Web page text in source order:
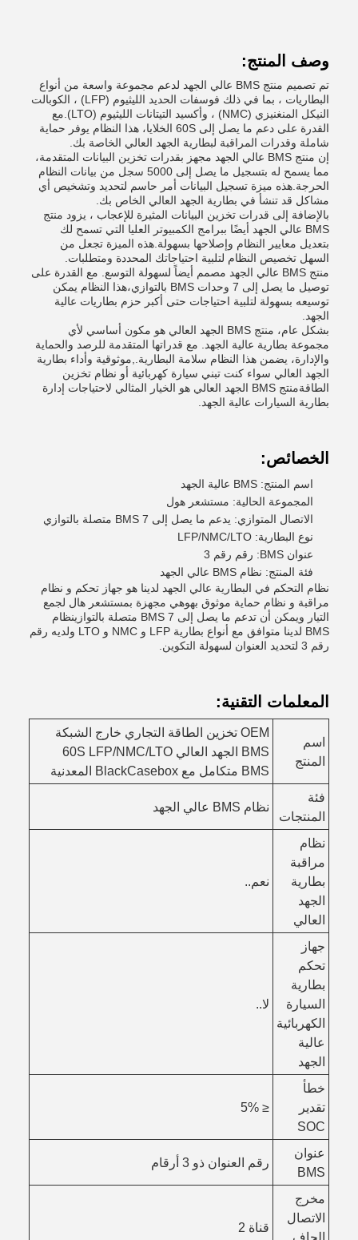
وصف المنتج:
تم تصميم منتج BMS عالي الجهد لدعم مجموعة واسعة من أنواع
البطاريات ، بما في ذلك فوسفات الحديد الليثيوم (LFP) ، الكوبالت
النيكل المنغنيزي (NMC) ، وأكسيد التيتانات الليثيوم (LTO).مع
القدرة على دعم ما يصل إلى 60S الخلايا، هذا النظام يوفر حماية
شاملة وقدرات المراقبة لبطارية الجهد العالي الخاصة بك.
إن منتج BMS عالي الجهد مجهز بقدرات تخزين البيانات المتقدمة،
مما يسمح له بتسجيل ما يصل إلى 5000 سجل من بيانات النظام
الحرجة.هذه ميزة تسجيل البيانات أمر حاسم لتحديد وتشخيص أي
مشاكل قد تنشأ في بطارية الجهد العالي الخاص بك.
بالإضافة إلى قدرات تخزين البيانات المثيرة للإعجاب ، يزود منتج
BMS عالي الجهد أيضًا ببرامج الكمبيوتر العليا التي تسمح لك
بتعديل معايير النظام وإصلاحها بسهولة.هذه الميزة تجعل من
السهل تخصيص النظام لتلبية احتياجاتك المحددة ومتطلبات.
منتج BMS عالي الجهد مصمم أيضاً لسهولة التوسع. مع القدرة على
توصيل ما يصل إلى 7 وحدات BMS بالتوازي،هذا النظام يمكن
توسيعه بسهولة لتلبية احتياجات حتى أكبر حزم بطاريات عالية
الجهد.
بشكل عام، منتج BMS الجهد العالي هو مكون أساسي لأي
مجموعة بطارية عالية الجهد. مع قدراتها المتقدمة للرصد والحماية
والإدارة، يضمن هذا النظام سلامة البطارية.,موثوقية وأداء بطارية
الجهد العالي سواء كنت تبني سيارة كهربائية أو نظام تخزين
الطاقةمنتج BMS الجهد العالي هو الخيار المثالي لاحتياجات إدارة
بطارية السيارات عالية الجهد.
الخصائص:
اسم المنتج: BMS عالية الجهد
المجموعة الحالية: مستشعر هول
الاتصال المتوازي: يدعم ما يصل إلى 7 BMS متصلة بالتوازي
نوع البطارية: LFP/NMC/LTO
عنوان BMS: رقم رقم 3
فئة المنتج: نظام BMS عالي الجهد
نظام التحكم في البطارية عالي الجهد لدينا هو جهاز تحكم و نظام
مراقبة و نظام حماية موثوق بهوهي مجهزة بمستشعر هال لجمع
التيار ويمكن أن تدعم ما يصل إلى 7 BMS متصلة بالتوازينظام
BMS لدينا متوافق مع أنواع بطارية LFP و NMC و LTO ولديه رقم
رقم 3 لتحديد العنوان لسهولة التكوين.
المعلمات التقنية:
اسم
المنتج
OEM تخزين الطاقة التجاري خارج الشبكة
BMS الجهد العالي 60S LFP/NMC/LTO
BMS متكامل مع BlackCasebox المعدنية
فئة
المنتجات
نظام BMS عالي الجهد
نظام
مراقبة
بطارية
الجهد
العالي
نعم..
جهاز
تحكم
بطارية
السيارة
الكهربائية
عالية
الجهد
لا..
خطأ
تقدير
SOC
≤ 5%
عنوان
BMS
رقم العنوان ذو 3 أرقام
مخرج
الاتصال
الجاف
قناة 2